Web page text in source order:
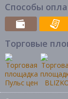
Способы
Торговые